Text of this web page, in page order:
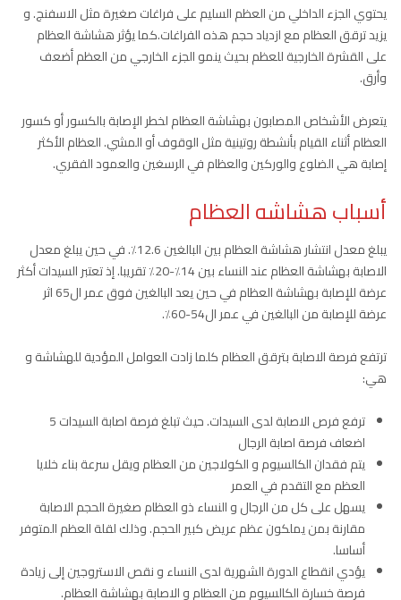
يحتوي الجزء الداخلي من العظم السليم على فراغات صغيرة مثل الاسفنج. و
يزيد ترقق العظام مع ازدياد حجم هذه الفراغات.كما يؤثر هشاشة العظام
على القشرة الخارجية للعظم بحيث ينمو الجزء الخارجي من العظم أضعف
وأرق.
يتعرض الأشخاص المصابون بهشاشة العظام لخطر الإصابة بالكسور أو كسور
العظام أثناء القيام بأنشطة روتينية مثل الوقوف أو المشي. العظام الأكثر
إصابة هي الضلوع والوركين والعظام في الرسغين والعمود الفقري.
أسباب هشاشه العظام
يبلغ معدل انتشار هشاشة العظام بين البالغين 12.6٪. في حين يبلغ معدل
الاصابة بهشاشة العظام عند النساء بين 14٪-20٪ تقريبا. إذ تعتبر السيدات أكثر
عرضة للإصابة بهشاشة العظام في حين يعد البالغين فوق عمر ال65 اثر
عرضة للإصابة من البالغين في عمر ال54-60٪.
ترتفع فرصة الاصابة بترقق العظام كلما زادت العوامل المؤدية للهشاشة و
هي:
ترفع فرص الاصابة لدى السيدات. حيث تبلغ فرصة اصابة السيدات 5
اضعاف فرصة اصابة الرجال
يتم فقدان الكالسيوم و الكولاجين من العظام ويقل سرعة بناء خلايا
العظم مع التقدم في العمر
يسهل على كل من الرجال و النساء ذو العظام صغيرة الحجم الاصابة
مقارنة بمن يملكون عظم عريض كبير الحجم. وذلك لقلة العظم المتوفر
أساسا.
يؤدي انقطاع الدورة الشهرية لدى النساء و نقص الاستروجين إلى زيادة
فرصة خسارة الكالسيوم من العظام و الاصابة بهشاشة العظام.